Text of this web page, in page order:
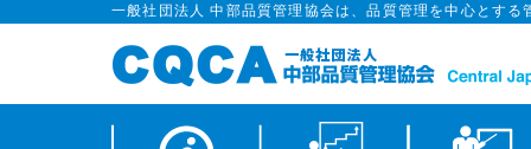
一般社団法人 中部品質管理協会は、品質管理を中心とす